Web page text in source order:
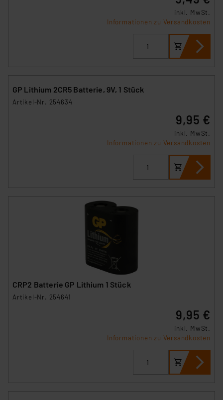
inkl. MwSt.
Informationen zu Versandkosten
GP Lithium 2CR5 Batterie, 9V, 1 Stück
Artikel-Nr. 254634
9,95 €
inkl. MwSt.
Informationen zu Versandkosten
CRP2 Batterie GP Lithium 1 Stück
Artikel-Nr. 254641
9,95 €
inkl. MwSt.
Informationen zu Versandkosten